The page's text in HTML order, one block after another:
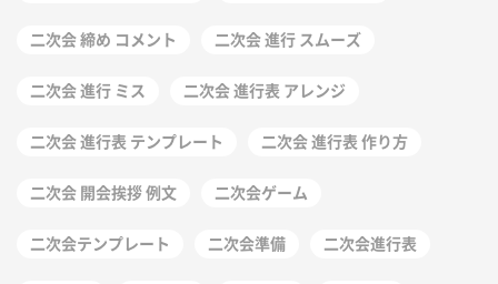
二次会 締め コメント 二次会 進行 スムーズ
二次会 進行 ミス 二次会 進行表 アレンジ
二次会 進行表 テンプレート 二次会 進行表 作り方
二次会 開会挨拶 例文 二次会ゲーム
二次会テンプレート 二次会準備 二次会進行表